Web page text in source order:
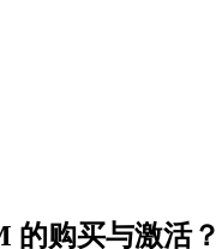
的购买与激活？